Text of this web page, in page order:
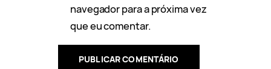
navegador para a próxima vez
que eu comentar.